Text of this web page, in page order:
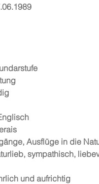
Ausflüge in die
sympathisch,
und aufrichtig